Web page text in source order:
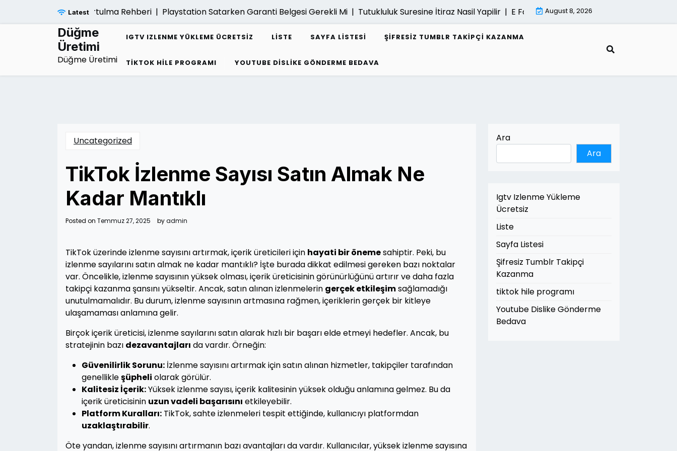
Latest
Borc Sarmalindan Kurtulma Rehberi | Playstation Satarken Garanti Belgesi Gerekli Mi | Tutukluluk Suresine İtiraz Nasil Yapilir | E Fatura Belgeleri Nasil Saklanir |
August 8, 2026
Düğme
Üretimi
Düğme Üretimi
IGTV IZLENME YÜKLEME ÜCRETSIZ LISTE SAYFA LISTESI ŞIFRESIZ TUMBLR TAKIPÇI KAZANMA
TIKTOK HILE PROGRAMI YOUTUBE DISLIKE GÖNDERME BEDAVA
Uncategorized
TikTok İzlenme Sayısı Satın Almak Ne
Kadar Mantıklı
Posted on Temmuz 27, 2025 byadmin
TikTok üzerinde izlenme sayısını artırmak, içerik üreticileri için hayati bir önemesahiptir. Peki, bu
izlenme sayılarını satın almak ne kadar mantıklı? İşte burada dikkat edilmesi gereken bazı noktalar
var. Öncelikle, izlenme sayısının yüksek olması, içerik üreticisinin görünürlüğünü artırır ve daha fazla
takipçi kazanma şansını yükseltir. Ancak, satın alınan izlenmelerin gerçek etkileşimsağlamadığı
unutulmamalıdır. Bu durum, izlenme sayısının artmasına rağmen, içeriklerin gerçek bir kitleye
ulaşamaması anlamına gelir.
Birçok içerik üreticisi, izlenme sayılarını satın alarak hızlı bir başarı elde etmeyi hedefler. Ancak, bu
stratejinin bazı dezavantajları da vardır. Örneğin:
Güvenilirlik Sorunu: İzlenme sayısını artırmak için satın alınan hizmetler, takipçiler tarafından
genellikleşüpheli olarak görülür.
Kalitesiz İçerik:Yüksek izlenme sayısı, içerik kalitesinin yüksek olduğu anlamına gelmez. Bu da
içerik üreticisinin uzun vadeli başarısını etkileyebilir.
Platform Kuralları: TikTok, sahte izlenmeleri tespit ettiğinde, kullanıcıyı platformdan
uzaklaştırabilir.
Öte yandan, izlenme sayısını artırmanın bazı avantajları da vardır. Kullanıcılar, yüksek izlenme sayısına
Ara
Ara
Igtv Izlenme Yükleme
Ücretsiz
Liste
Sayfa Listesi
Şifresiz Tumblr Takipçi
Kazanma
tiktok hile programı
Youtube Dislike Gönderme
Bedava